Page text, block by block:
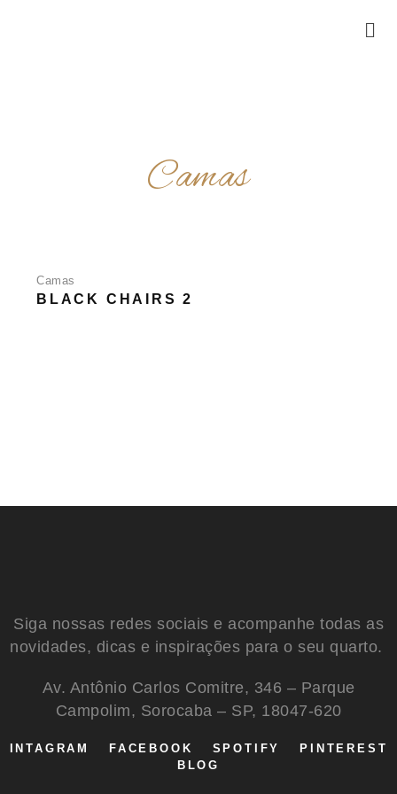
Camas
Camas
BLACK CHAIRS 2
Siga nossas redes sociais e acompanhe todas as
novidades, dicas e inspirações para o seu quarto.
Av. Antônio Carlos Comitre, 346 – Parque
Campolim, Sorocaba – SP, 18047-620
INTAGRAM FACEBOOK SPOTIFY
PINTEREST
BLOG